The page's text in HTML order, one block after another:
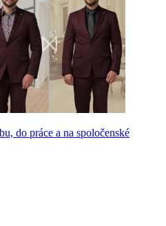
do práce a na spoločenské